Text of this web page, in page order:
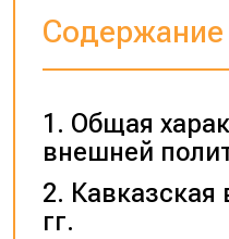
Содержание
Общая
внешней
Кавказская
гг.